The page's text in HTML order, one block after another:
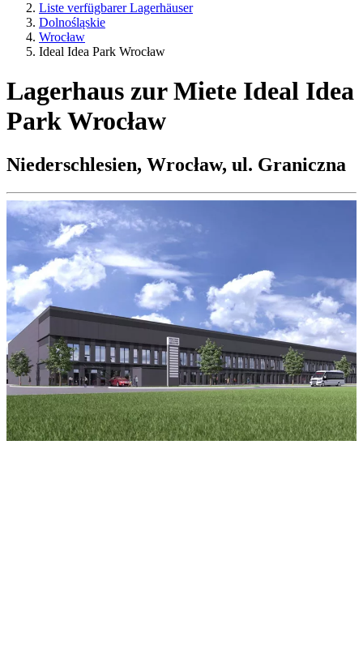
Liste verfügbarer Lagerhäuser
Dolnośląskie
Wrocław
Ideal Idea Park Wrocław
Lagerhaus zur Miete Ideal Idea
Park Wrocław
Niederschlesien, Wrocław, ul. Graniczna